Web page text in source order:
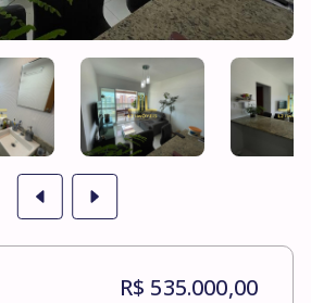
R$ 535.000,00